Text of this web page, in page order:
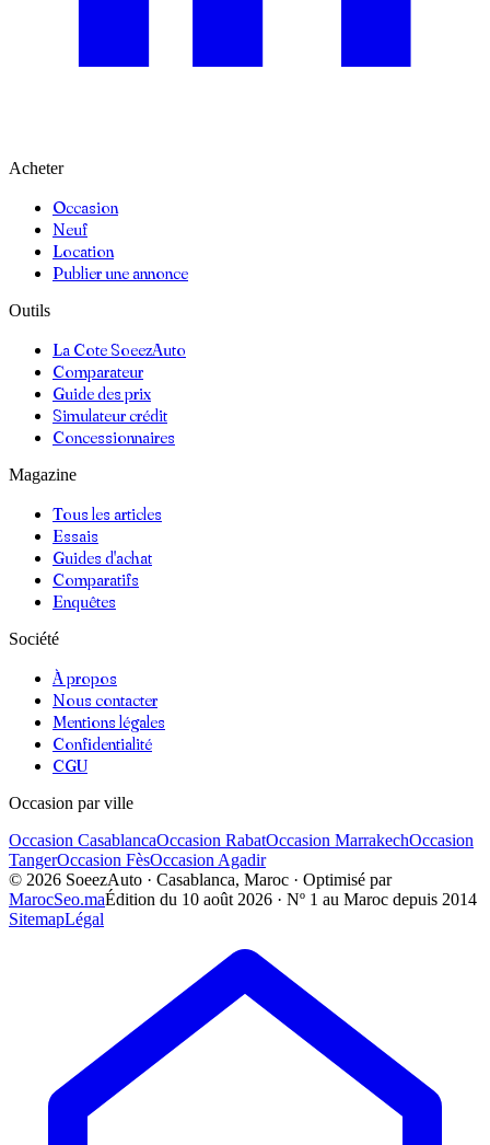
Acheter
Occasion
Neuf
Location
Publier une annonce
Outils
La Cote SoeezAuto
Comparateur
Guide des prix
Simulateur crédit
Concessionnaires
Magazine
Tous les articles
Essais
Guides d'achat
Comparatifs
Enquêtes
Société
À propos
Nous contacter
Mentions légales
Confidentialité
CGU
Occasion par ville
Occasion CasablancaOccasion RabatOccasion MarrakechOccasion
TangerOccasion FèsOccasion Agadir
© 2026 SoeezAuto · Casablanca, Maroc · Optimisé par
MarocSeo.maÉdition du 10 août 2026 · Nº 1 au Maroc depuis 2014
SitemapLégal